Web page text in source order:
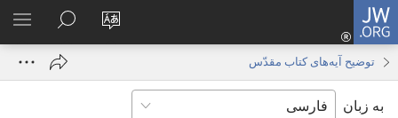
JW.ORG
زبان
را
ورود
باز
JW.ORG
جستجو
توضیح آیه‌های کتاب مقدّس
به زبان